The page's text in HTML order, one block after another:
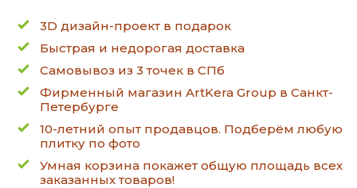
3D дизайн-проект в подарок
Быстрая и недорогая доставка
Самовывоз из 3 точек в СПб
Фирменный магазин ArtKera Group в Санкт-
Петербурге
10-летний опыт продавцов. Подберём любую
плитку по фото
Умная корзина покажет общую площадь всех
заказанных товаров!